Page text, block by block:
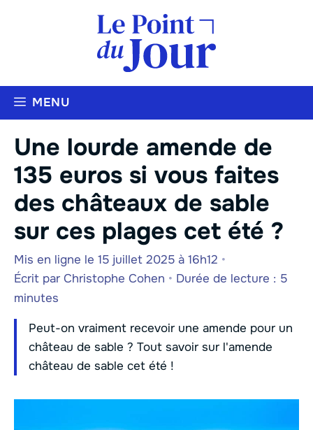
MENU
Une lourde amende de
135 euros si vous faites
des châteaux de sable
sur ces plages cet été ?
Mis en ligne le 15 juillet 2025 à 16h12 •
Écrit par Christophe Cohen • Durée de lecture : 5
minutes
Peut-on vraiment recevoir une amende pour un
château de sable ? Tout savoir sur l'amende
château de sable cet été !